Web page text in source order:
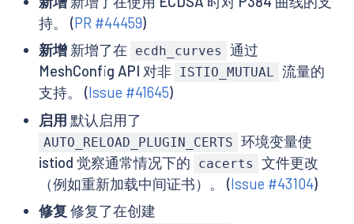
持。 (PR #44459)
新增新增了在 ecdh_curves
通过
MeshConfig API 对非 ISTIO_MUTUAL 流量的
支持。 (Issue #41645)
启用 默认启用了
AUTO_RELOAD_PLUGIN_CERTS 环境变量使
istiod 觉察通常情况下的
cacerts
文件更改
（例如重新加载中间证书）。 (Issue #43104)
修复 修复了在创建